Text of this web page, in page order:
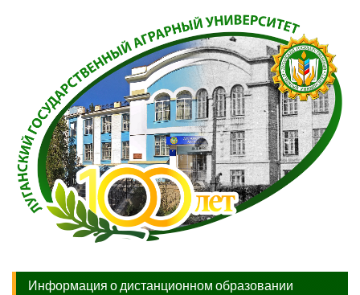
Информация о дистанционном образовании